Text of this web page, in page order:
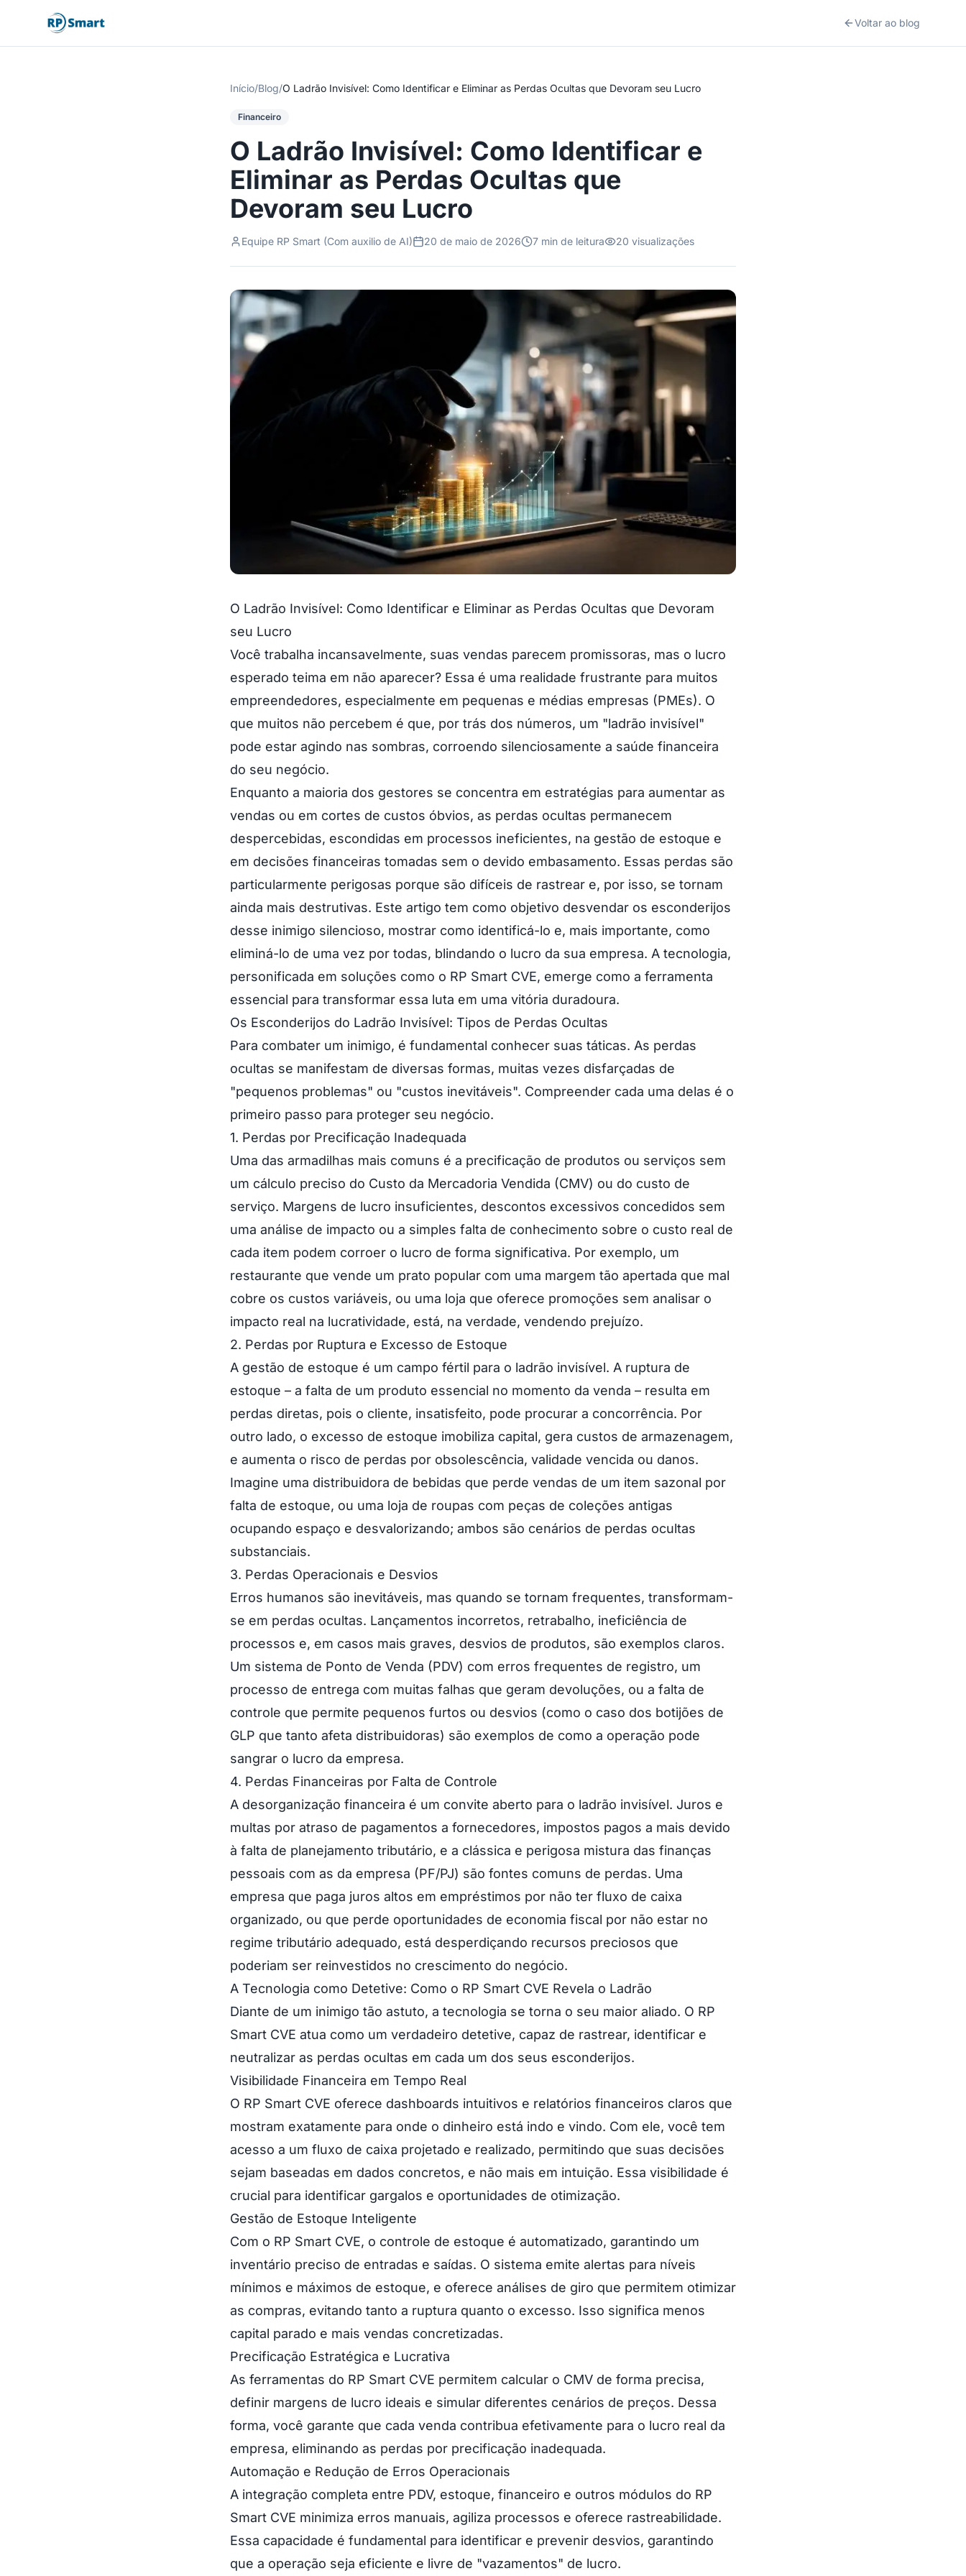
Voltar ao blog
Início/Blog/O Ladrão Invisível: Como Identificar e Eliminar as Perdas Ocultas que Devoram seu Lucro
Financeiro
O Ladrão Invisível: Como Identificar e
Eliminar as Perdas Ocultas que
Devoram seu Lucro
Equipe RP Smart (Com auxilio de AI) 20 de maio de 2026 7 min de leitura 20 visualizações
O Ladrão Invisível: Como Identificar e Eliminar as Perdas Ocultas que Devoram
seu Lucro
Você trabalha incansavelmente, suas vendas parecem promissoras, mas o lucro
esperado teima em não aparecer? Essa é uma realidade frustrante para muitos
empreendedores, especialmente em pequenas e médias empresas (PMEs). O
que muitos não percebem é que, por trás dos números, um "ladrão invisível"
pode estar agindo nas sombras, corroendo silenciosamente a saúde financeira
do seu negócio.
Enquanto a maioria dos gestores se concentra em estratégias para aumentar as
vendas ou em cortes de custos óbvios, as perdas ocultas permanecem
despercebidas, escondidas em processos ineficientes, na gestão de estoque e
em decisões financeiras tomadas sem o devido embasamento. Essas perdas são
particularmente perigosas porque são difíceis de rastrear e, por isso, se tornam
ainda mais destrutivas. Este artigo tem como objetivo desvendar os esconderijos
desse inimigo silencioso, mostrar como identificá-lo e, mais importante, como
eliminá-lo de uma vez por todas, blindando o lucro da sua empresa. A tecnologia,
personificada em soluções como o RP Smart CVE, emerge como a ferramenta
essencial para transformar essa luta em uma vitória duradoura.
Os Esconderijos do Ladrão Invisível: Tipos de Perdas Ocultas
Para combater um inimigo, é fundamental conhecer suas táticas. As perdas
ocultas se manifestam de diversas formas, muitas vezes disfarçadas de
"pequenos problemas" ou "custos inevitáveis". Compreender cada uma delas é o
primeiro passo para proteger seu negócio.
1. Perdas por Precificação Inadequada
Uma das armadilhas mais comuns é a precificação de produtos ou serviços sem
um cálculo preciso do Custo da Mercadoria Vendida (CMV) ou do custo de
serviço. Margens de lucro insuficientes, descontos excessivos concedidos sem
uma análise de impacto ou a simples falta de conhecimento sobre o custo real de
cada item podem corroer o lucro de forma significativa. Por exemplo, um
restaurante que vende um prato popular com uma margem tão apertada que mal
cobre os custos variáveis, ou uma loja que oferece promoções sem analisar o
impacto real na lucratividade, está, na verdade, vendendo prejuízo.
2. Perdas por Ruptura e Excesso de Estoque
A gestão de estoque é um campo fértil para o ladrão invisível. A ruptura de
estoque – a falta de um produto essencial no momento da venda – resulta em
perdas diretas, pois o cliente, insatisfeito, pode procurar a concorrência. Por
outro lado, o excesso de estoque imobiliza capital, gera custos de armazenagem,
e aumenta o risco de perdas por obsolescência, validade vencida ou danos.
Imagine uma distribuidora de bebidas que perde vendas de um item sazonal por
falta de estoque, ou uma loja de roupas com peças de coleções antigas
ocupando espaço e desvalorizando; ambos são cenários de perdas ocultas
substanciais.
3. Perdas Operacionais e Desvios
Erros humanos são inevitáveis, mas quando se tornam frequentes, transformam-
se em perdas ocultas. Lançamentos incorretos, retrabalho, ineficiência de
processos e, em casos mais graves, desvios de produtos, são exemplos claros.
Um sistema de Ponto de Venda (PDV) com erros frequentes de registro, um
processo de entrega com muitas falhas que geram devoluções, ou a falta de
controle que permite pequenos furtos ou desvios (como o caso dos botijões de
GLP que tanto afeta distribuidoras) são exemplos de como a operação pode
sangrar o lucro da empresa.
4. Perdas Financeiras por Falta de Controle
A desorganização financeira é um convite aberto para o ladrão invisível. Juros e
multas por atraso de pagamentos a fornecedores, impostos pagos a mais devido
à falta de planejamento tributário, e a clássica e perigosa mistura das finanças
pessoais com as da empresa (PF/PJ) são fontes comuns de perdas. Uma
empresa que paga juros altos em empréstimos por não ter fluxo de caixa
organizado, ou que perde oportunidades de economia fiscal por não estar no
regime tributário adequado, está desperdiçando recursos preciosos que
poderiam ser reinvestidos no crescimento do negócio.
A Tecnologia como Detetive: Como o RP Smart CVE Revela o Ladrão
Diante de um inimigo tão astuto, a tecnologia se torna o seu maior aliado. O RP
Smart CVE atua como um verdadeiro detetive, capaz de rastrear, identificar e
neutralizar as perdas ocultas em cada um dos seus esconderijos.
Visibilidade Financeira em Tempo Real
O RP Smart CVE oferece dashboards intuitivos e relatórios financeiros claros que
mostram exatamente para onde o dinheiro está indo e vindo. Com ele, você tem
acesso a um fluxo de caixa projetado e realizado, permitindo que suas decisões
sejam baseadas em dados concretos, e não mais em intuição. Essa visibilidade é
crucial para identificar gargalos e oportunidades de otimização.
Gestão de Estoque Inteligente
Com o RP Smart CVE, o controle de estoque é automatizado, garantindo um
inventário preciso de entradas e saídas. O sistema emite alertas para níveis
mínimos e máximos de estoque, e oferece análises de giro que permitem otimizar
as compras, evitando tanto a ruptura quanto o excesso. Isso significa menos
capital parado e mais vendas concretizadas.
Precificação Estratégica e Lucrativa
As ferramentas do RP Smart CVE permitem calcular o CMV de forma precisa,
definir margens de lucro ideais e simular diferentes cenários de preços. Dessa
forma, você garante que cada venda contribua efetivamente para o lucro real da
empresa, eliminando as perdas por precificação inadequada.
Automação e Redução de Erros Operacionais
A integração completa entre PDV, estoque, financeiro e outros módulos do RP
Smart CVE minimiza erros manuais, agiliza processos e oferece rastreabilidade.
Essa capacidade é fundamental para identificar e prevenir desvios, garantindo
que a operação seja eficiente e livre de "vazamentos" de lucro.